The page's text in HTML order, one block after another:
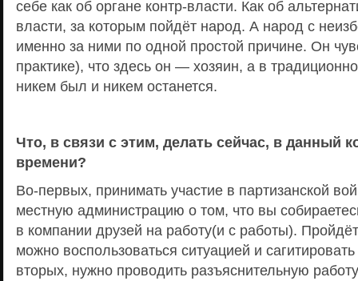
себе как об органе контр-власти. Как об
власти, за которым пойдёт народ. А народ с
именно за ними по одной простой причине. Он
практике), что здесь он — хозяин, а в
никем был и никем останется.
Что, в связи с этим, делать сейчас, в данный
времени?
Во-первых, принимать участие в партизанской
местную администрацию о том, что вы
в компании друзей на работу(и с работы).
можно воспользоваться ситуацией и
вторых, нужно проводить разъяснительную